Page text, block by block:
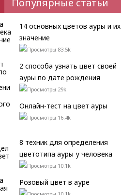
Популярные статьи
14 основных цветов ауры и их
значение
83.5k
2 способа узнать цвет своей
ауры по дате рождения
29k
Онлайн-тест на цвет ауры
16.4k
8 техник для определения
цветотипа ауры у человека
10.1k
Розовый цвет в ауре